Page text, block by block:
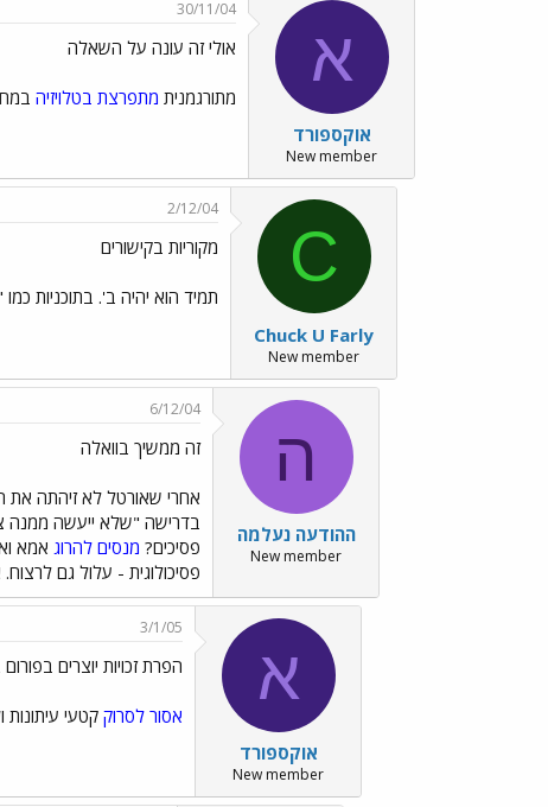
א
אוקספורד
New member
30/11/04
אולי זה עונה על השאלה
מתורגמנית מתפרצת בטלויזיה
C
Chuck U Farly
New member
2/12/04
מקוריות בקישורים
תמיד הוא יהיה ב'. בתוכניות
ה
ההודעה נעלמה
New member
6/12/04
זה ממשיך בוואלה
אחרי שאורטל לא זיהתה את
בדרישה "שלא ייעשה ממנה
פסיכים? מנסים להרוג אמא
פסיכולוגית - עלול גם
א
אוקספורד
New member
3/1/05
הפרת זכויות יוצרים
אסור לסרוק קטעי